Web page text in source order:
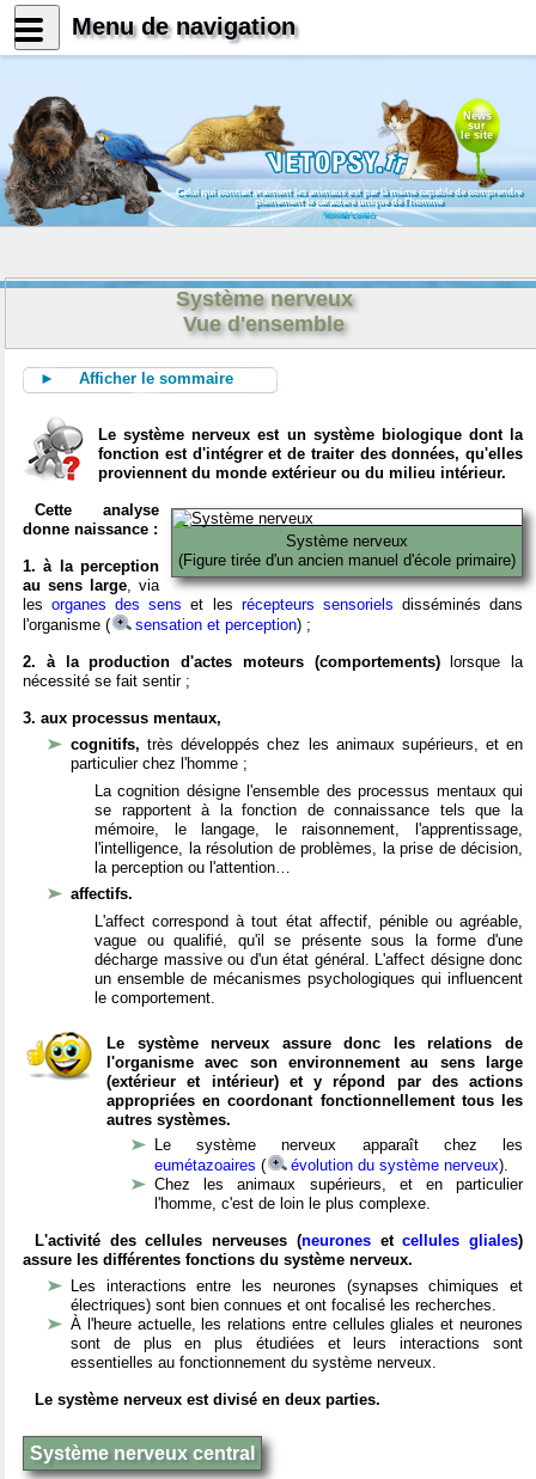
News
sur
le site
Celui qui connait vraiment les animaux est par là même capable de comprendre
pleinement le caractère unique de l'homme
Konrad Lorenz
Système nerveux
Vue d'ensemble
► Afficher le sommaire
Le système nerveux est un système biologique dont la
fonction est d'intégrer et de traiter des données, qu'elles
proviennent du monde extérieur ou du milieu intérieur.
Système nerveux
(Figure tirée d'un ancien manuel d'école primaire)
Cette analyse
donne naissance :
1. à la perception
au sens large, via
lesorganes des sens et les récepteurs sensoriels disséminés dans
l'organisme (
sensation et perception) ;
2. à la production d'actes moteurs (comportements)lorsque la
nécessité se fait sentir ;
3. aux processus mentaux,
cognitifs,très développés chez les animaux supérieurs, et en
particulier chez l'homme ;
La cognition désigne l'ensemble des processus mentaux qui
se rapportent à la fonction de connaissance tels que la
mémoire, le langage, le raisonnement, l'apprentissage,
l'intelligence, la résolution de problèmes, la prise de décision,
la perception ou l'attention…
affectifs.
L'affect correspond à tout état affectif, pénible ou agréable,
vague ou qualifié, qu'il se présente sous la forme d'une
décharge massive ou d'un état général. L'affect désigne donc
un ensemble de mécanismes psychologiques qui influencent
le comportement.
Le système nerveux assure donc les relations de
l'organisme avec son environnement au sens large
(extérieur et intérieur) et y répond par des actions
appropriées en coordonant fonctionnellement tous les
autres systèmes.
Le système nerveux apparaît chez les
eumétazoaires ( évolution du système nerveux).
Chez les animaux supérieurs, et en particulier
l'homme, c'est de loin le plus complexe.
L'activité des cellules nerveuses (neuronesetcellules gliales)
assure les différentes fonctions du système nerveux.
Les interactions entre les neurones (synapses chimiques et
électriques) sont bien connues et ont focalisé les recherches.
À l'heure actuelle, les relations entre cellules gliales et neurones
sont de plus en plus étudiées et leurs interactions sont
essentielles au fonctionnement du système nerveux.
Le système nerveux est divisé en deux parties.
Système nerveux central
Menu de navigation